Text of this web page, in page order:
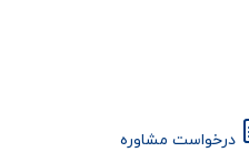
درخواست مشاوره